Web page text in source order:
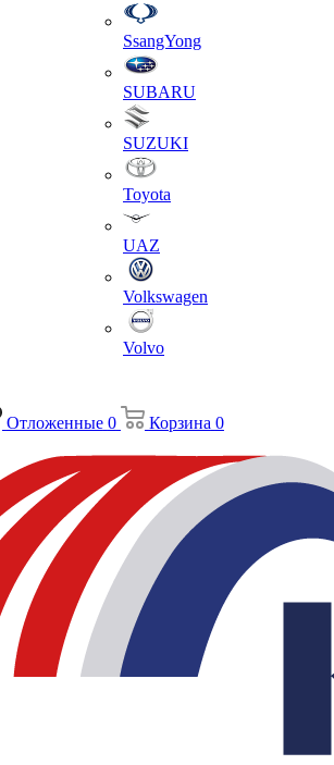
SsangYong
SUBARU
SUZUKI
Toyota
UAZ
Volkswagen
Volvo
Отложенные 0 Корзина 0